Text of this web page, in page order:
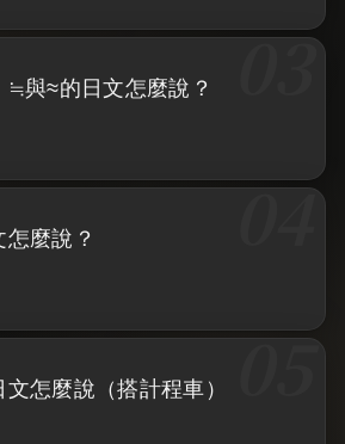
≒與≈的日文怎麼說？
怎麼說？
文怎麼說（搭計程車）